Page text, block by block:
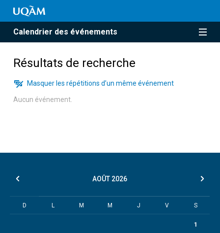
Calendrier des événements
Résultats de recherche
Masquer les répétitions d’un même événement
Aucun événement.
AOÛT 2026
D L M M J V S
1